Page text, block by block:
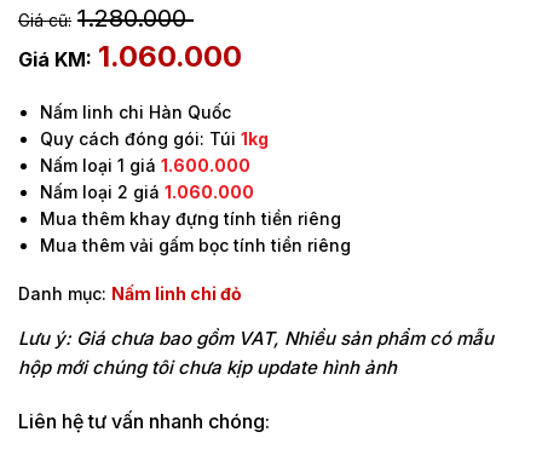
1.280.000
1.060.000
Nấm linh chi Hàn Quốc
Quy cách đóng gói: Túi1kg
Nấm loại 1 giá1.600.000
Nấm loại 2 giá1.060.000
Mua thêm khay đựng tính tiền riêng
Mua thêm vải gấm bọc tính tiền riêng
Danh mục: Nấm linh chi đỏ
Lưu ý: Giá chưa bao gồm VAT, Nhiều sản phẩm có mẫu
hộp mới chúng tôi chưa kịp update hình ảnh
Liên hệ tư vấn nhanh chóng: